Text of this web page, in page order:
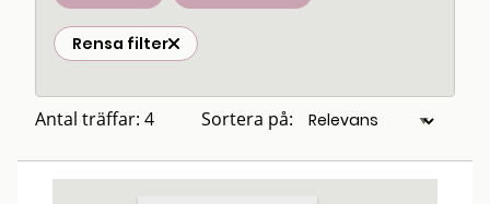
Rensa filter
Antal träffar: 4 Sortera på: